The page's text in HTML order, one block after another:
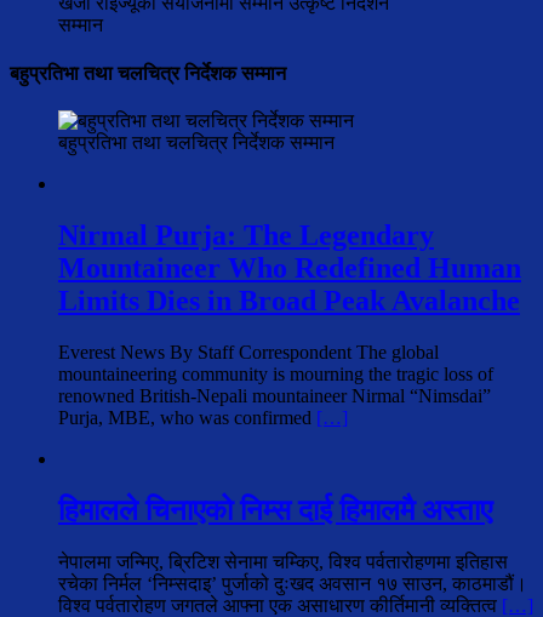
सम्मान
बहुप्रतिभा तथा चलचित्र निर्देशक सम्मान
बहुप्रतिभा तथा चलचित्र निर्देशक सम्मान
Nirmal Purja: The Legendary
Mountaineer Who Redefined Human
Limits Dies in Broad Peak Avalanche
Everest News By Staff Correspondent The global
mountaineering community is mourning the tragic loss of
renowned British-Nepali mountaineer Nirmal “Nimsdai”
Purja, MBE, who was confirmed […]
हिमालले चिनाएको निम्स दाई हिमालमै अस्ताए
नेपालमा जन्मिए, ब्रिटिश सेनामा चम्किए, विश्व पर्वतारोहणमा इतिहास
रचेका निर्मल ‘निम्सदाइ’ पुर्जाको दुःखद अवसान १७ साउन, काठमाडौं।
विश्व पर्वतारोहण जगतले आफ्ना एक असाधारण कीर्तिमानी व्यक्तित्व […]